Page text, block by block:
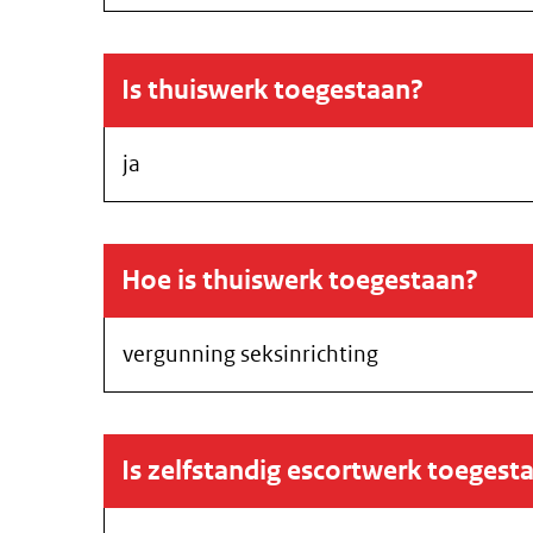
Is thuiswerk toegestaan?
ja
Hoe is thuiswerk toegestaan?
vergunning seksinrichting
Is zelfstandig escortwerk